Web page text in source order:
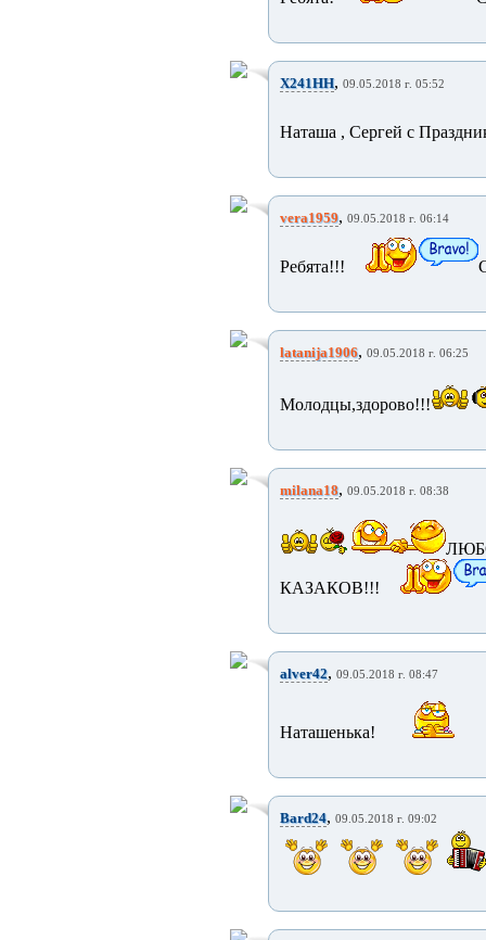
X241HH, 09.05.2018 г. 05:52
Наташа , Сергей с
vera1959, 09.05.2018 г. 06:14
Ребята!!!
latanija1906, 09.05.2018 г. 06:25
Молодцы,здорово!!!
milana18, 09.05.2018 г. 08:38
КАЗАКОВ!!!
alver42, 09.05.2018 г. 08:47
Наташенька!
Bard24, 09.05.2018 г. 09:02